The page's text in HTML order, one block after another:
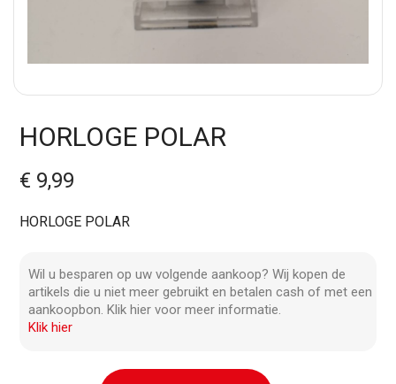
HORLOGE POLAR
€ 9,99
HORLOGE POLAR
Wil u besparen op uw volgende aankoop? Wij kopen de
artikels die u niet meer gebruikt en betalen cash of met een
aankoopbon. Klik hier voor meer informatie.
Klik hier